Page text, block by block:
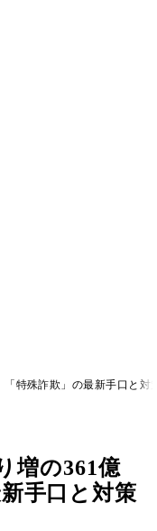
特殊詐欺」の最新手口と対
増の361億
手口と対策